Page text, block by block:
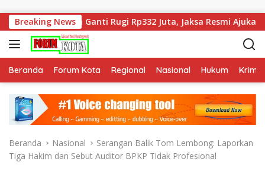
Breaking News
Dan Ganti Rugi Rp332 Juta, Jaksa Resmi Ajukan Banding
Beranda Forum Kota Regional Nasional Hukum
Beranda Nasional
Serangan Balik Tom Lembong: Laporkan
Tiga Hakim dan Sebut Auditor BPKP Tidak Profesional